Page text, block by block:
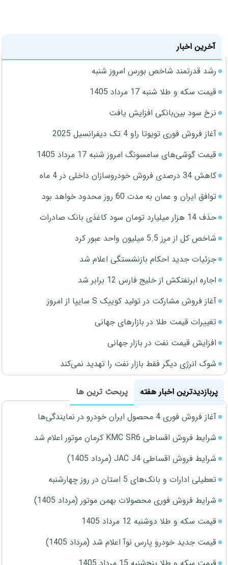
آخرین اخبار
رشد قدرتمند شاخص بورس امروز شنبه
قیمت سکه و طلا شنبه 17 مرداد 1405
نرخ سود بین‌بانکی افزایش یافت
آغاز فروش فوری تویوتا راو 4 تک دیفرانسیل 2025
قیمت گوشی‌های سامسونگ امروز شنبه 17 مرداد 1405
کاهش 34 درصدی فروش خودروسازان داخلی در 4 ماه
توافق ایران و عمان به مدت 60 روز محدود خواهد بود
حذف 14 هزار میلیارد تومان سود کاغذی بانک صادرات
شاخص کل از مرز 5.5 میلیون واحد عبور کرد
جزئیات جدید احکام بازنشستگی اعلام شد
اجاره ابرنفتکش از خلیج فارس 12 برابر شد
آغاز فروش مشارکت در تولید کوییک S سایپا از امروز
تغییرات قیمت طلا در بازارهای جهانی
افزایش قیمت نفت در بازار جهانی
شوک انرژی دیگر فقط بازار نفت را تهدید نمی‌کند
پربازدیدترین اخبار هفته
پربحث ترین ها
آغاز فروش فوری 4 محصول ایران خودرو در نمایندگی‌ها
شرایط فروش اقساطی KMC SR6 کرمان موتور اعلام شد
شرایط فروش اقساطی JAC J4 (مرداد 1405)
تعطیلی ادارات و بانک‌های 5 استان در روز چهارشنبه
شرایط فروش فوری محصولات بهمن موتور (مرداد 1405)
قیمت سکه و طلا دوشنبه 12 مرداد 1405
قیمت جدید خودرو پارس نوآ اعلام شد (مرداد 1405)